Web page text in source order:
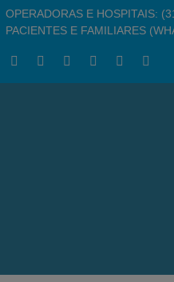
OPERADORAS E HOSPITAIS:
PACIENTES E FAMILIARES